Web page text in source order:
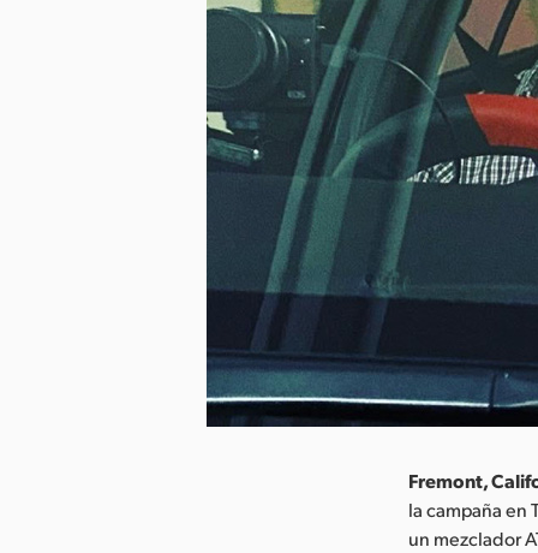
Fremont,
la campaña en
un mezclador